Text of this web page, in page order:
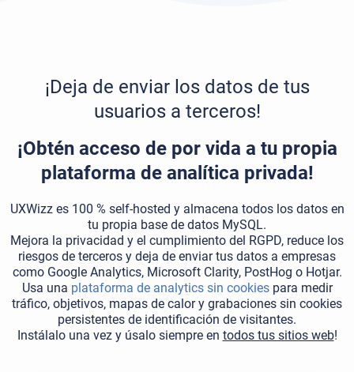
¡Deja de enviar los datos de tus
usuarios a terceros!
¡Obtén acceso de por vida a tu propia
plataforma de analítica privada!
UXWizz es 100 % self-hosted y almacena todos los datos en
tu propia base de datos MySQL.
Mejora la privacidad y el cumplimiento del RGPD, reduce los
riesgos de terceros y deja de enviar tus datos a empresas
como Google Analytics, Microsoft Clarity, PostHog o Hotjar.
Usa una plataforma de analytics sin cookiespara medir
tráfico, objetivos, mapas de calor y grabaciones sin cookies
persistentes de identificación de visitantes.
Instálalo una vez y úsalo siempre en todos tus sitios web!